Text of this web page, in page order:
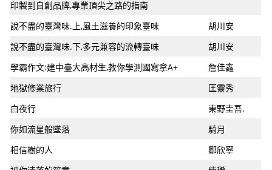
印製到自創品牌,專業頂尖之路的指南
說不盡的臺灣味.上,風土滋養的印象臺味
胡川安
說不盡的臺灣味.下,多元兼容的流轉臺味
胡川安
學霸作文:建中臺大高材生,教你學測國寫拿A+
詹佳鑫
地獄修業旅行
匡靈秀
白夜行
東野圭吾,
你如流星般墜落
騎月
相信樹的人
鄒欣寧